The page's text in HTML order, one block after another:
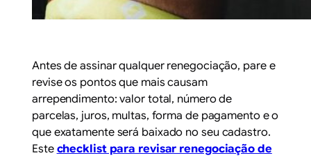
Antes de assinar qualquer renegociação, pare e
revise os pontos que mais causam
arrependimento: valor total, número de
parcelas, juros, multas, forma de pagamento e o
que exatamente será baixado no seu cadastro.
Este checklist para revisar renegociação de